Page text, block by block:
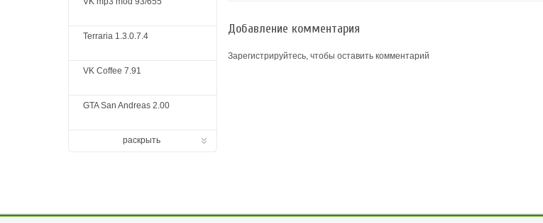
Добавление комментария
Зарегистрируйтесь, чтобы оставить комментарий
Terraria 1.3.0.7.4
VK Coffee 7.91
GTA San Andreas 2.00
раскрыть